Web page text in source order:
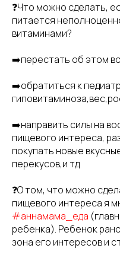
❓Что можно сделать,
питается
витаминами?
➡️перестать об этом
➡️обратиться к
➡️направить силы на
пищевого интереса,
покупать новые
перекусов,и тд
❓О том, что можно
пищевого интереса я
#аннамама_еда
ребенка). Ребенок
зона его интересов и